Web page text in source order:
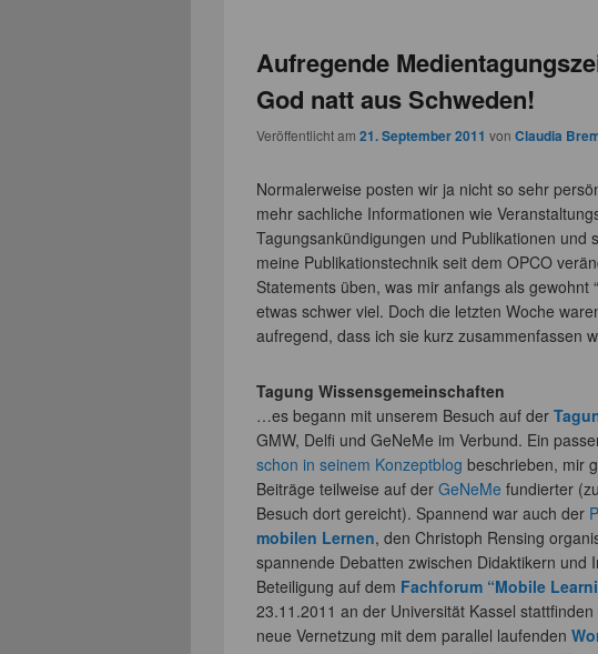
Aufregende
God natt aus Schweden!
Veröffentlicht am21. September 2011 vonClaudia
Normalerweise posten wir ja nicht so sehr
mehr sachliche Informationen wie
Tagungsankündigungen und Publikationen
meine Publikationstechnik seit dem OPCO
Statements üben, was mir anfangs als gewohnt
etwas schwer viel. Doch die letzten Woche
aufregend, dass ich sie kurz zusammenfassen
Tagung Wissensgemeinschaften
…es begann mit unserem Besuch auf der
GMW, Delfi und GeNeMe im Verbund. Ein
schon in seinem Konzeptblog beschrieben, mir
Beiträge teilweise auf derGeNeMe fundierter
Besuch dort gereicht). Spannend war auch der
mobilen Lernen, den Christoph Rensing
spannende Debatten zwischen Didaktikern und
Beteiligung auf dem Fachforum “Mobile
23.11.2011 an der Universität Kassel
neue Vernetzung mit dem parallel laufenden